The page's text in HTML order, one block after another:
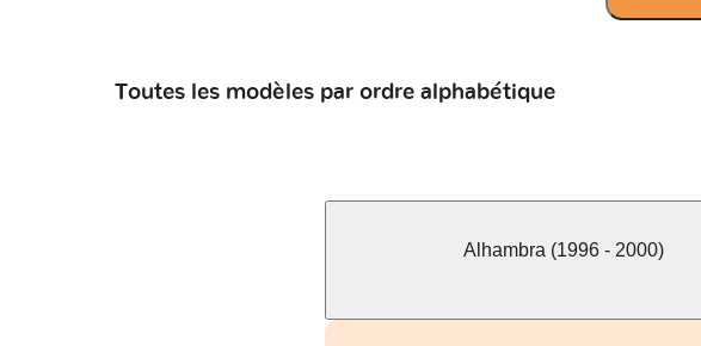
Toutes les modèles par ordre alphabétique
Alhambra (1996 - 2000)